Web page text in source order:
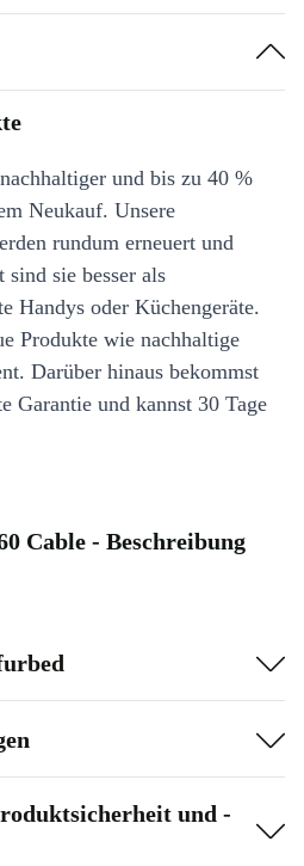
und bis zu 40 %
Neukauf. Unsere
rundum erneuert und
sie besser als
Handys oder Küchengeräte.
Produkte wie nachhaltige
Darüber hinaus bekommst
Garantie und kannst 30 Tage
Cable - Beschreibung
und -